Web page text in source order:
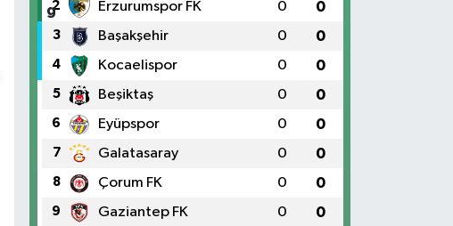
2 Erzurumspor FK 0 0
3 Başakşehir 0 0
4 Kocaelispor 0 0
5 Beşiktaş 0 0
6 Eyüpspor 0 0
7 Galatasaray 0 0
8 Çorum FK 0 0
9 Gaziantep FK 0 0